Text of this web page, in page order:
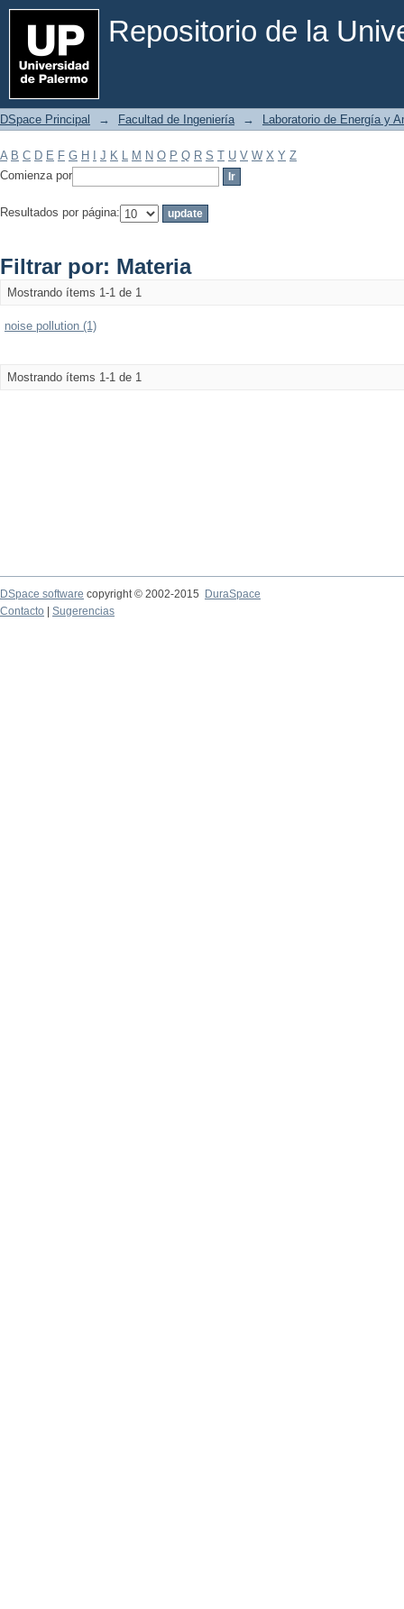
Repositorio de la
Filtrar por: Materia
DSpace Principal → Facultad de Ingeniería → Laboratorio de Energía y
A B C D E F G H J K L M N O P Q R S T U V W X Y Z
Comienza por
Resultados por página:
Filtrar por: Materia
Mostrando ítems 1-1 de 1
noise pollution (1)
Mostrando ítems 1-1 de 1
DSpace software copyright © 2002-2015
DuraSpace
Contacto
Sugerencias